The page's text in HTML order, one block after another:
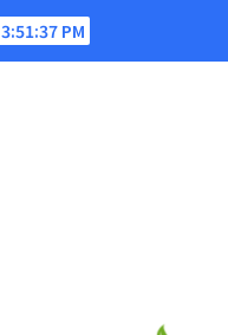
3:51:37 PM